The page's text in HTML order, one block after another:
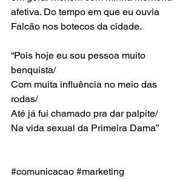
afetiva. Do tempo em que eu ouvia
Falcão nos botecos da cidade.
“Pois hoje eu sou pessoa muito
benquista/
Com muita influência no meio das
rodas/
Até já fui chamado pra dar palpite/
Na vida sexual da Primeira Dama”
#comunicacao #marketing